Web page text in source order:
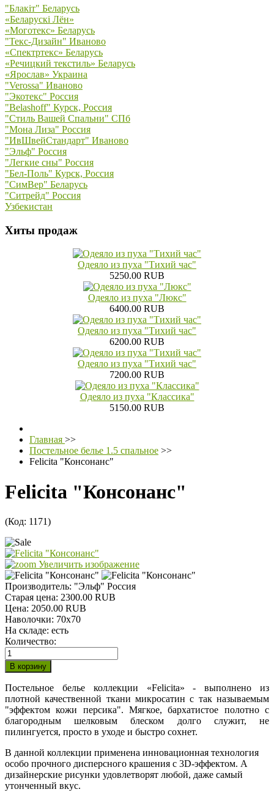
"Блакiт" Беларусь
«Беларускi Лён»
«Моготекс» Беларусь
"Текс-Дизайн" Иваново
«Спектртекс» Беларусь
«Речицкий текстиль» Беларусь
«Ярослав» Украина
"Verossa" Иваново
"Экотекс" Россия
"Belashoff" Курск, Россия
"Стиль Вашей Спальни" СПб
"Мона Лиза" Россия
"ИвШвейСтандарт" Иваново
"Эльф" Россия
"Легкие сны" Россия
"Бел-Поль" Курск, Россия
"СимВер" Беларусь
"Ситрейд" Россия
Узбекистан
Хиты продаж
Одеяло из пуха "Тихий час"
5250.00 RUB
Одеяло из пуха "Люкс"
6400.00 RUB
Одеяло из пуха "Тихий час"
6200.00 RUB
Одеяло из пуха "Тихий час"
7200.00 RUB
Одеяло из пуха "Классика"
5150.00 RUB
Главная >>
Постельное белье 1.5 спальное >>
Felicita "Консонанс"
Felicita "Консонанс"
(Код: 1171)
Увеличить изображение
Производитель: "Эльф" Россия
Старая цена: 2300.00 RUB
Цена: 2050.00 RUB
Наволочки: 70х70
На складе: есть
Количество:
Постельное белье коллекции «Felicita» - выполнено из
плотной качественной ткани микросатин с так называемым
"эффектом кожи персика". Мягкое, бархатистое полотно с
благородным шелковым блеском долго служит, не
пилингуется, просто в уходе и быстро сохнет.
В данной коллекции применена инновационная технология
особо прочного дисперсного крашения с 3D-эффектом. А
дизайнерские рисунки удовлетворят любой, даже самый
утонченный вкус.